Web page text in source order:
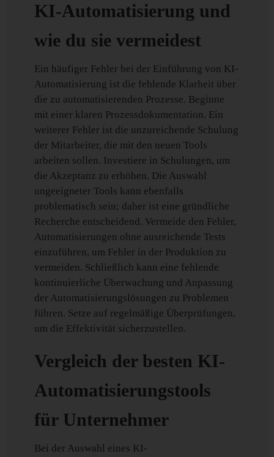
KI-Automatisierung und
wie du sie vermeidest
Ein häufiger Fehler bei der Einführung von KI-
Automatisierung ist die fehlende Klarheit über
die zu automatisierenden Prozesse. Beginne
mit einer klaren Prozessdokumentation. Ein
weiterer Fehler ist die unzureichende Schulung
der Mitarbeiter, die mit den neuen Tools
arbeiten sollen. Investiere in Schulungen, um
die Akzeptanz zu erhöhen. Die Auswahl
ungeeigneter Tools kann ebenfalls
problematisch sein; daher ist eine gründliche
Recherche entscheidend. Vermeide den Fehler,
Automatisierungen ohne ausreichende Tests
einzuführen, um Fehler in der Produktion zu
vermeiden. Schließlich kann eine fehlende
kontinuierliche Überwachung und Anpassung
der Automatisierungslösungen zu Problemen
führen. Setze auf regelmäßige Überprüfungen,
um die Effektivität sicherzustellen.
Vergleich der besten KI-
Automatisierungstools
für Unternehmer
Bei der Auswahl eines KI-